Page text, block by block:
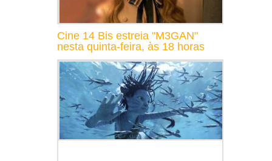
Cine 14 Bis estreia "M3GAN"
nesta quinta-feira, às 18 horas